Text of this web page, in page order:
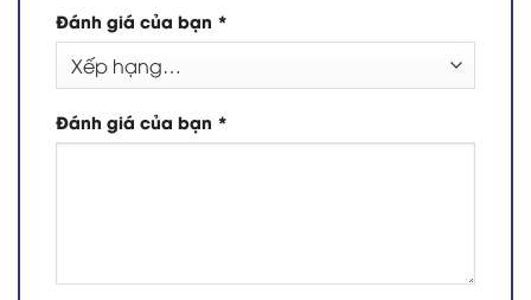
Đánh giá của bạn *
Đánh giá của bạn *